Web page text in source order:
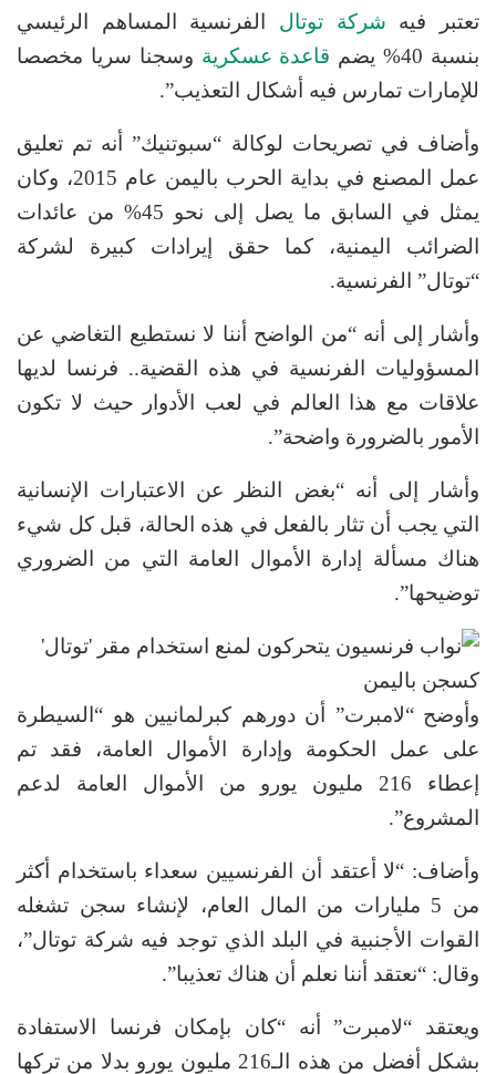
تعتبر فيه شركة توتال الفرنسية المساهم الرئيسي
بنسبة 40% يضم
قاعدة عسكرية وسجنا سريا مخصصا
للإمارات تمارس فيه أشكال التعذيب”.
وأضاف في تصريحات لوكالة “سبوتنيك” أنه تم تعليق
عمل المصنع في بداية الحرب باليمن عام 2015، وكان
يمثل في السابق ما يصل إلى نحو 45% من عائدات
الضرائب اليمنية، كما حقق إيرادات كبيرة لشركة
“توتال” الفرنسية.
وأشار إلى أنه “من الواضح أننا لا نستطيع التغاضي عن
المسؤوليات الفرنسية في هذه القضية.. فرنسا لديها
علاقات مع هذا العالم في لعب الأدوار حيث لا تكون
الأمور بالضرورة واضحة”.
وأشار إلى أنه “بغض النظر عن الاعتبارات الإنسانية
التي يجب أن تثار بالفعل في هذه الحالة، قبل كل شيء
هناك مسألة إدارة الأموال العامة التي من الضروري
توضيحها”.
وأوضح “لامبرت” أن دورهم كبرلمانيين هو “السيطرة
على عمل الحكومة وإدارة الأموال العامة، فقد تم
إعطاء 216 مليون يورو من الأموال العامة لدعم
المشروع”.
وأضاف: “لا أعتقد أن الفرنسيين سعداء باستخدام أكثر
من 5 مليارات من المال العام، لإنشاء سجن تشغله
القوات الأجنبية في البلد الذي توجد فيه شركة توتال”،
وقال: “نعتقد أننا نعلم أن هناك تعذيبا”.
ويعتقد “لامبرت” أنه “كان بإمكان فرنسا الاستفادة
بشكل أفضل من هذه الـ216 مليون يورو بدلا من تركها